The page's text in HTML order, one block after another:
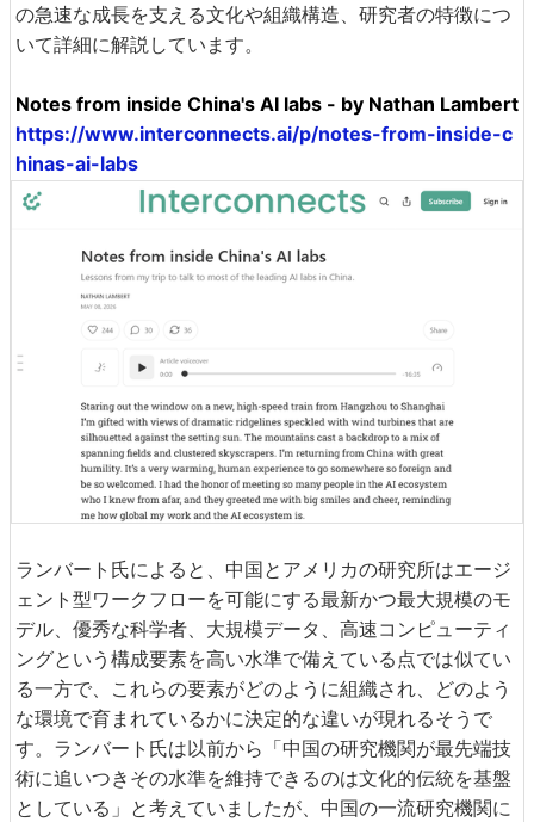
の急速な成長を支える文化や組織構造、研究者の特徴につ
いて詳細に解説しています。
Notes from inside China's AI labs - by Nathan Lambert
https://www.interconnects.ai/p/notes-from-inside-c
hinas-ai-labs
ランバート氏によると、中国とアメリカの研究所はエージ
ェント型ワークフローを可能にする最新かつ最大規模のモ
デル、優秀な科学者、大規模データ、高速コンピューティ
ングという構成要素を高い水準で備えている点では似てい
る一方で、これらの要素がどのように組織され、どのよう
な環境で育まれているかに決定的な違いが現れるそうで
す。ランバート氏は以前から「中国の研究機関が最先端技
術に追いつきその水準を維持できるのは文化的伝統を基盤
としている」と考えていましたが、中国の一流研究機関に